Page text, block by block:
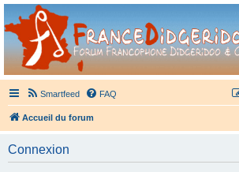
France Didgeridoo
Didgeridoo et Guimbarde sur France Didgeridoo - retrouvez
Smartfeed FAQ
Accueil du forum
Connexion